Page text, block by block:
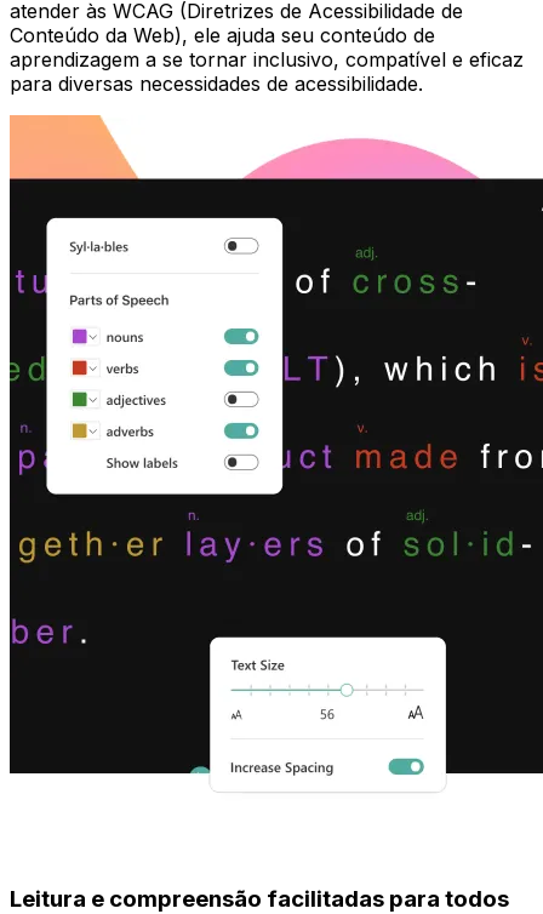
atender às WCAG (Diretrizes de Acessibilidade de
Conteúdo da Web), ele ajuda seu conteúdo de
aprendizagem a se tornar inclusivo, compatível e eficaz
para diversas necessidades de acessibilidade.
Leitura e compreensão facilitadas para todos